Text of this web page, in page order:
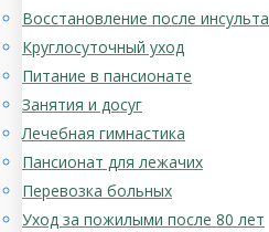
Восстановление после инсульта
Круглосуточный уход
Питание в пансионате
Занятия и досуг
Лечебная гимнастика
Пансионат для лежачих
Перевозка больных
Уход за пожилыми после 80 лет